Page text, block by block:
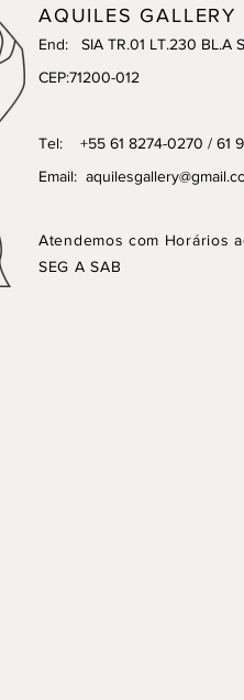
AQUILES GALLERY
End: SIA TR.01 LT.230 BL.A
CEP:71200-012
Tel: +55 61 8274-0270 / 61
Email:
Atendemos com Horários
SEG A SAB